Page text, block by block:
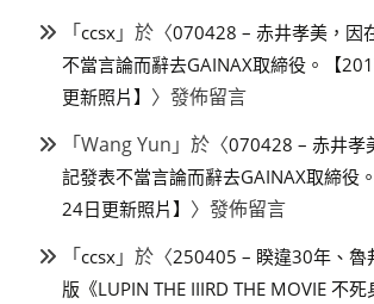
「ccsx 」於〈070428 – 赤井孝美，因
不當言論而辭去GAINAX取締役。【
更新照片】 〉發佈留言
「Wang Yun 」於〈070428 – 赤井孝
記發表不當言論而辭去GAINAX取締役
24日更新照片】 〉發佈留言
「ccsx 」於〈250405 – 睽違30年、魯
版《LUPIN THE IIIRD THE MOVIE 不